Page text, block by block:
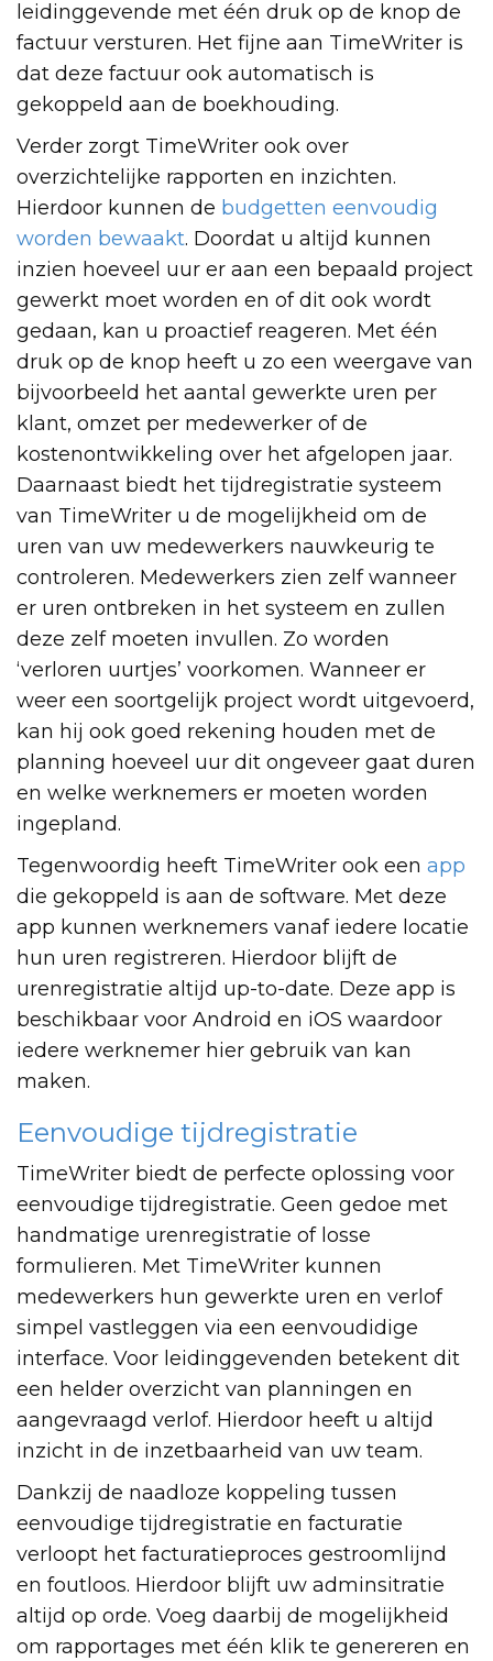
leidinggevende met één druk op de knop de
factuur versturen. Het fijne aan TimeWriter is
dat deze factuur ook automatisch is
gekoppeld aan de boekhouding.
Verder zorgt TimeWriter ook over
overzichtelijke rapporten en inzichten.
Hierdoor kunnen de budgetten eenvoudig
worden bewaakt. Doordat u altijd kunnen
inzien hoeveel uur er aan een bepaald project
gewerkt moet worden en of dit ook wordt
gedaan, kan u proactief reageren. Met één
druk op de knop heeft u zo een weergave van
bijvoorbeeld het aantal gewerkte uren per
klant, omzet per medewerker of de
kostenontwikkeling over het afgelopen jaar.
Daarnaast biedt het tijdregistratie systeem
van TimeWriter u de mogelijkheid om de
uren van uw medewerkers nauwkeurig te
controleren. Medewerkers zien zelf wanneer
er uren ontbreken in het systeem en zullen
deze zelf moeten invullen. Zo worden
‘verloren uurtjes’ voorkomen. Wanneer er
weer een soortgelijk project wordt uitgevoerd,
kan hij ook goed rekening houden met de
planning hoeveel uur dit ongeveer gaat duren
en welke werknemers er moeten worden
ingepland.
Tegenwoordig heeft TimeWriter ook een app
die gekoppeld is aan de software. Met deze
app kunnen werknemers vanaf iedere locatie
hun uren registreren. Hierdoor blijft de
urenregistratie altijd up-to-date. Deze app is
beschikbaar voor Android en iOS waardoor
iedere werknemer hier gebruik van kan
maken.
Eenvoudige tijdregistratie
TimeWriter biedt de perfecte oplossing voor
eenvoudige tijdregistratie. Geen gedoe met
handmatige urenregistratie of losse
formulieren. Met TimeWriter kunnen
medewerkers hun gewerkte uren en verlof
simpel vastleggen via een eenvoudidige
interface. Voor leidinggevenden betekent dit
een helder overzicht van planningen en
aangevraagd verlof. Hierdoor heeft u altijd
inzicht in de inzetbaarheid van uw team.
Dankzij de naadloze koppeling tussen
eenvoudige tijdregistratie en facturatie
verloopt het facturatieproces gestroomlijnd
en foutloos. Hierdoor blijft uw adminsitratie
altijd op orde. Voeg daarbij de mogelijkheid
om rapportages met één klik te genereren en